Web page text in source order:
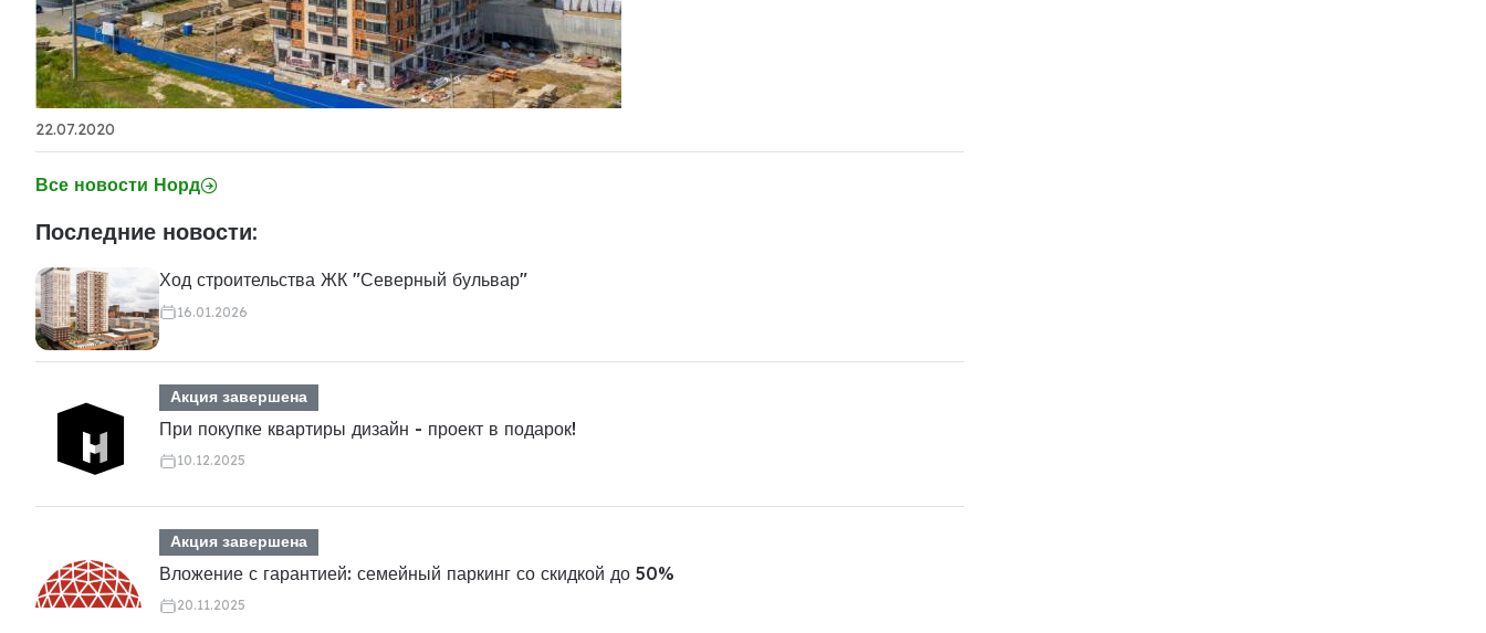
22.07.2020
Все новости Норд
Последние новости:
Ход строительства ЖК "Северный бульвар"
16.01.2026
Акция завершена
При покупке квартиры дизайн - проект в подарок!
10.12.2025
Акция завершена
Вложение с гарантией: семейный паркинг со скидкой до 50%
20.11.2025